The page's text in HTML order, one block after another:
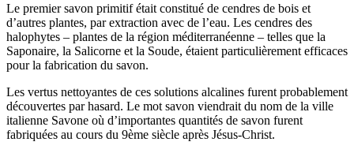
Le premier savon primitif était constitué de cendres de bois et
d’autres plantes, par extraction avec de l’eau. Les cendres des
halophytes – plantes de la région méditerranéenne – telles que la
Saponaire, la Salicorne et la Soude, étaient particulièrement efficaces
pour la fabrication du savon.
Les vertus nettoyantes de ces solutions alcalines furent probablement
découvertes par hasard. Le mot savon viendrait du nom de la ville
italienne Savone où d’importantes quantités de savon furent
fabriquées au cours du 9ème siècle après Jésus-Christ.